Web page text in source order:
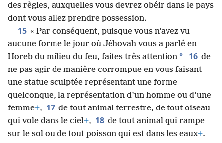
m’a ordonné de vous enseigner des prescriptions et
des règles, auxquelles vous devrez obéir dans le pays
dont vous allez prendre possession.
15 « Par conséquent, puisque vous n’avez vu
aucune forme le jour où Jéhovah vous a parlé en
Horeb du milieu du feu, faites très attention * 16 de
ne pas agir de manière corrompue en vous faisant
une statue sculptée représentant une forme
quelconque, la représentation d’un homme ou d’une
femme+ , 17 de tout animal terrestre, de tout oiseau
qui vole dans le ciel+, 18 de tout animal qui rampe